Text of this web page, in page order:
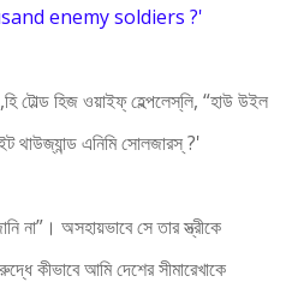
enemy soldiers ?'
টোল্ড হিজ ওয়াইফ্ হেল্পলেস্‌লি, “হাউ উইল
থাউজ্যান্ড এনিমি সোলজারস্ ?'
না”। অসহায়ভাবে সে তার স্ত্রীকে
কীভাবে আমি দেশের সীমারেখাকে